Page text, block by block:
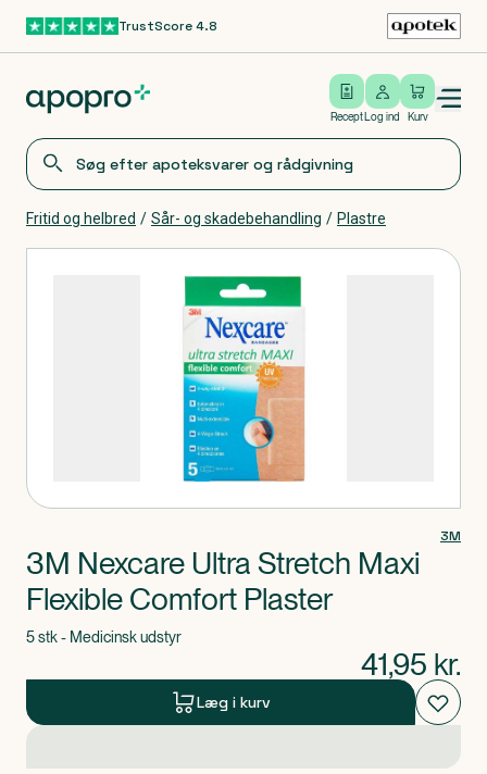
Gå til hovedindholdTrustScore 4.8
Recept
Log ind
Log ind Kurv
Open/close menu
Fritid og helbred / Sår- og skadebehandling / Plastre
3M
3M Nexcare Ultra Stretch Maxi
Flexible Comfort Plaster
5 stk - Medicinsk udstyr
41,95 kr.
Læg i kurv